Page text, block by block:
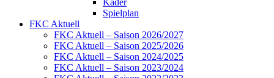
Kader
Spielplan
FKC Aktuell
FKC Aktuell – Saison 2026/2027
FKC Aktuell – Saison 2025/2026
FKC Aktuell – Saison 2024/2025
FKC Aktuell – Saison 2023/2024